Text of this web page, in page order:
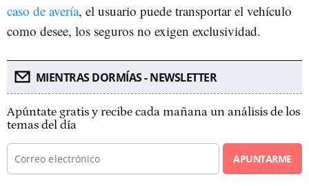
caso de avería, el usuario puede transportar el vehículo
como desee, los seguros no exigen exclusividad.
MIENTRAS DORMÍAS - NEWSLETTER
Apúntate gratis y recibe cada mañana un análisis de los
temas del día
APUNTARME